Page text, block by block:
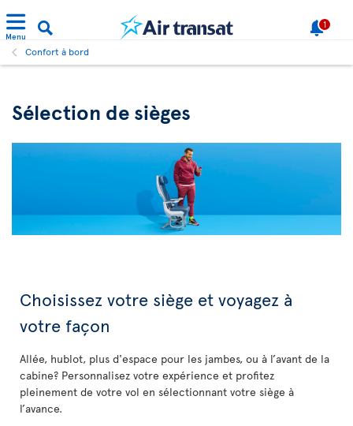
Menu
1
Confort à bord
Sélection de sièges
Choisissez votre siège et voyagez à
votre façon
Allée, hublot, plus d'espace pour les jambes, ou à l’avant de la
cabine? Personnalisez votre expérience et profitez
pleinement de votre vol en sélectionnant votre siège à
l’avance.